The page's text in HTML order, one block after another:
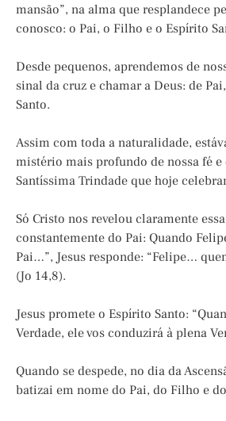
mansão”, na alma que resplandece
conosco: o Pai, o Filho e o Espírito
Desde pequenos, aprendemos de
sinal da cruz e chamar a Deus: de
Santo.
Assim com toda a naturalidade,
mistério mais profundo de nossa fé e
Santíssima Trindade que hoje
Só Cristo nos revelou claramente
constantemente do Pai: Quando
Pai…”, Jesus responde: “Felipe…
(Jo 14,8).
Jesus promete o Espírito Santo:
Verdade, ele vos conduzirá à plena
Quando se despede, no dia da
batizai em nome do Pai, do Filho e